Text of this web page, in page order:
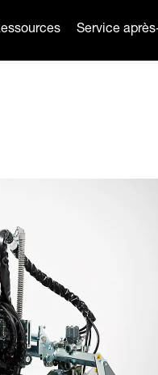
Service